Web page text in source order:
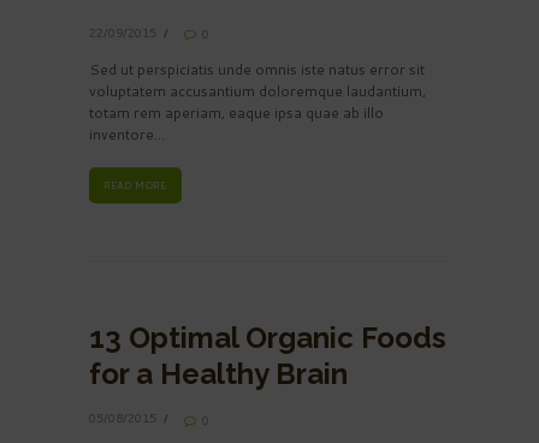
22/09/2015 0
Sed ut perspiciatis unde omnis iste natus error sit
voluptatem accusantium doloremque laudantium,
totam rem aperiam, eaque ipsa quae ab illo
inventore…
READ MORE
13 Optimal Organic Foods
for a Healthy Brain
05/08/2015 0